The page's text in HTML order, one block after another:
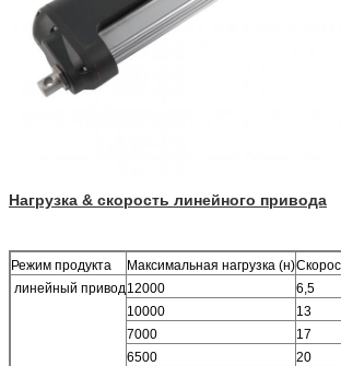
Нагрузка & скорость линейного привода
Режим продукта Максимальная нагрузка (н)
линейный привод12000
6,5
10000
13
7000
17
6500
20